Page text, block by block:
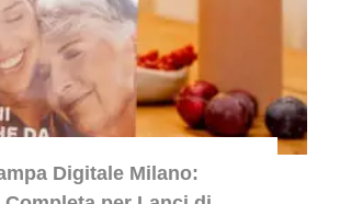
Digitale Milano: